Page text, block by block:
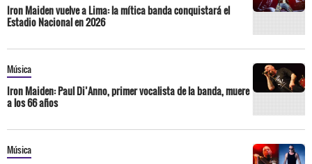
Iron Maiden vuelve a Lima: la mítica banda conquistará el
Estadio Nacional en 2026
Música
Iron Maiden: Paul Di’Anno, primer vocalista de la banda, muere
a los 66 años
Música